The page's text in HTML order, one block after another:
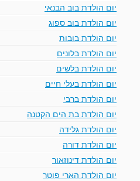
יום הולדת בוב הבנאי
יום הולדת בוב ספוג
יום הולדת בובות
יום הולדת בלונים
יום הולדת בלשים
יום הולדת בעלי חיים
יום הולדת ברבי
יום הולדת בת הים הקטנה
יום הולדת גלידה
יום הולדת דורה
יום הולדת דינוזאור
יום הולדת הארי פוטר